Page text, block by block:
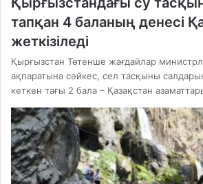
тапқан 4 баланың денесі
жеткізіледі
Қырғызстан Төтенше жағдайлар
ақпаратына сәйкес, сел тасқыны
кеткен тағы 2 бала – Қазақстан